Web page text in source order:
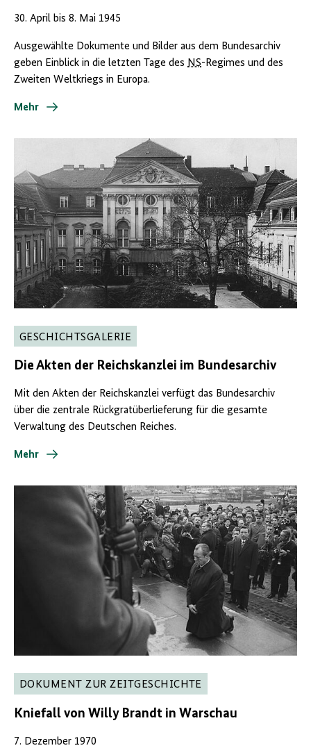
30. April bis 8. Mai 1945
Ausgewählte Dokumente und Bilder aus dem Bundesarchiv
geben Einblick in die letzten Tage des NS-Regimes und des
Zweiten Weltkriegs in Europa.
Mehr
GESCHICHTSGALERIE
Die Akten der Reichskanzlei im Bundesarchiv
Mit den Akten der Reichskanzlei verfügt das Bundesarchiv
über die zentrale Rückgratüberlieferung für die gesamte
Verwaltung des Deutschen Reiches.
Mehr
DOKUMENT ZUR ZEITGESCHICHTE
Kniefall von Willy Brandt in Warschau
7. Dezember 1970